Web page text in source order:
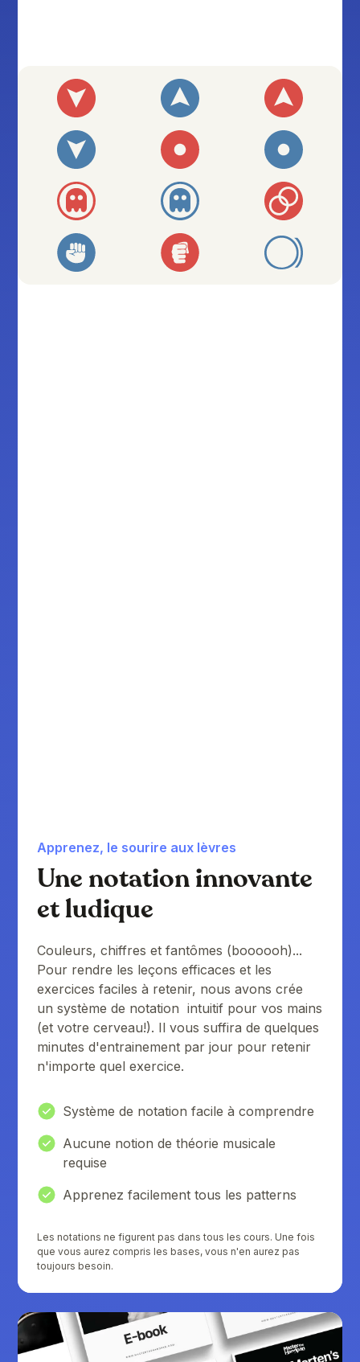
Apprenez, le sourire aux lèvres
Une notation innovante
et ludique
Couleurs, chiffres et fantômes (boooooh)...
Pour rendre les leçons efficaces et les
exercices faciles à retenir, nous avons crée
un système de notation intuitif pour vos mains
(et votre cerveau!). Il vous suffira de quelques
minutes d'entrainement par jour pour retenir
n'importe quel exercice.
Système de notation facile à comprendre
Aucune notion de théorie musicale
requise
Apprenez facilement tous les patterns
Les notations ne figurent pas dans tous les cours. Une fois
que vous aurez compris les bases, vous n'en aurez pas
toujours besoin.